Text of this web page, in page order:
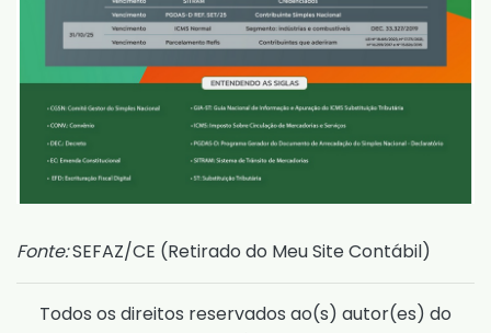
Fonte:SEFAZ/CE (Retirado do Meu Site Contábil)
Todos os direitos reservados ao(s) autor(es) do